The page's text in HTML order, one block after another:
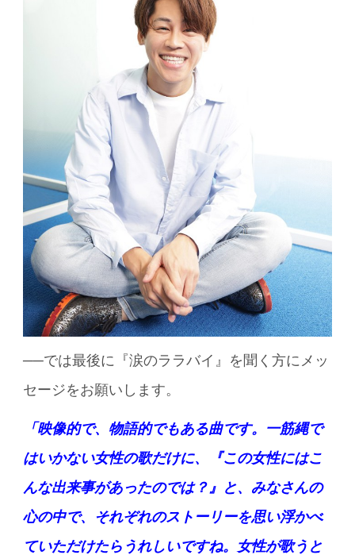
──では最後に『涙のララバイ』を聞く方にメッ
セージをお願いします。
「映像的で、物語的でもある曲です。一筋縄で
はいかない女性の歌だけに、『この女性にはこ
んな出来事があったのでは？』と、みなさんの
心の中で、それぞれのストーリーを思い浮かべ
ていただけたらうれしいですね。女性が歌うと